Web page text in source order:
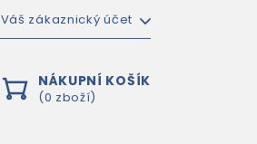
Váš zákaznický účet
NÁKUPNÍ KOŠÍK
(0 zboží)